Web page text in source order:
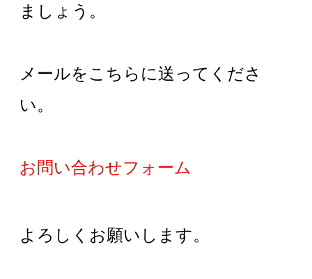
ましょう。
メールをこちらに送ってくださ
い。
お問い合わせフォーム
よろしくお願いします。